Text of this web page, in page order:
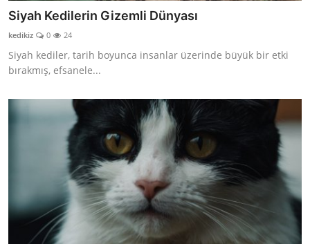
Siyah Kedilerin Gizemli Dünyası
kedikiz 0 24
Siyah kediler, tarih boyunca insanlar üzerinde büyük bir etki
bırakmış, efsanele...